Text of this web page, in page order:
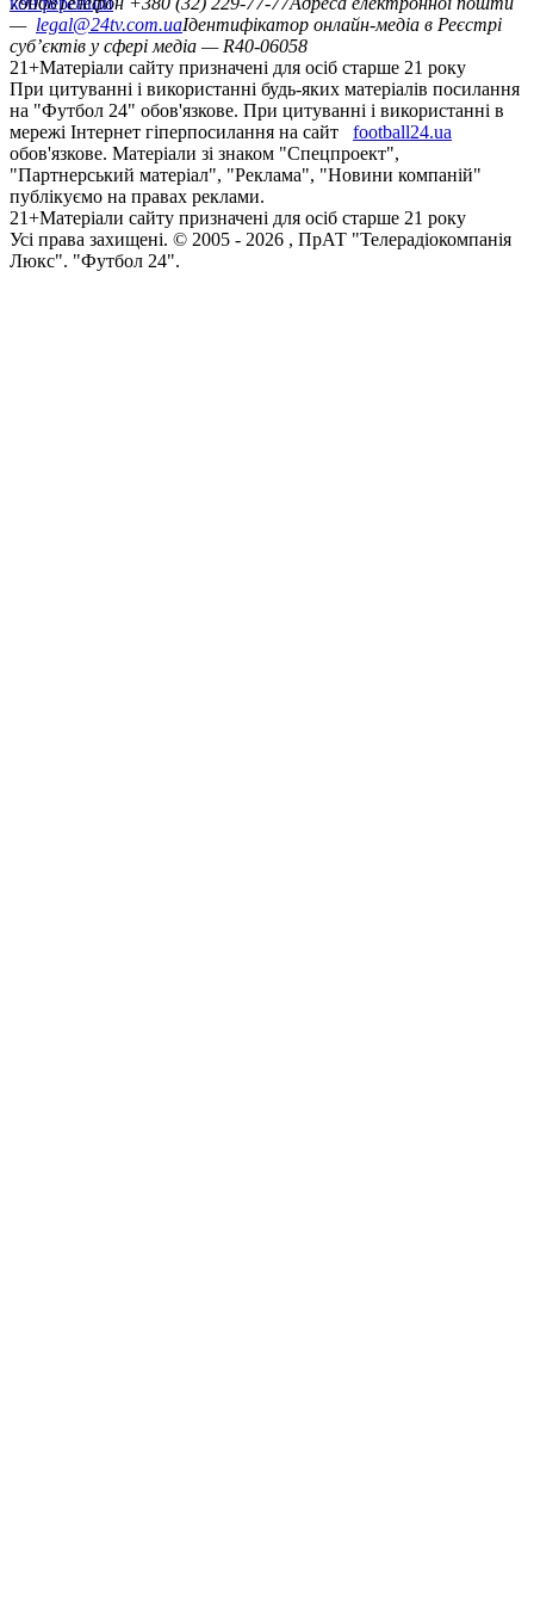
— legal@24tv.com.uaІдентифікатор онлайн-медіа в Реєстрі
суб’єктів у сфері медіа — R40-06058
21+Матеріали сайту призначені для осіб старше 21 року
При цитуванні і використанні будь-яких матеріалів посилання
на "Футбол 24" обов'язкове. При цитуванні і використанні в
мережі Інтернет гіперпосилання на сайт
football24.ua
обов'язкове. Матеріали зі знаком "Спецпроект",
"Партнерський матеріал", "Реклама", "Новини компаній"
публікуємо на правах реклами.
21+Матеріали сайту призначені для осіб старше 21 року
Усi права захищенi. © 2005 - 2026 , ПрАТ "Телерадіокомпанія
Люкс". "Футбол 24".